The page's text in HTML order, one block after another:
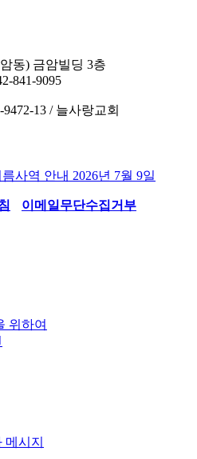
동) 금암빌딩 3층
841-9095
13 / 늘사랑교회
사역 안내 2026년 7월 9일
이메일무단수집거부
위하여
시지